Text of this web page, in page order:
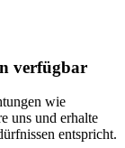
verfügbar
wie
uns und erhalte
entspricht.